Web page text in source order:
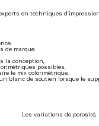
en techniques
de marque.
la conception,
possibles,
le mix colorimétrique,
blanc de soutien lorsque le
Les variations de